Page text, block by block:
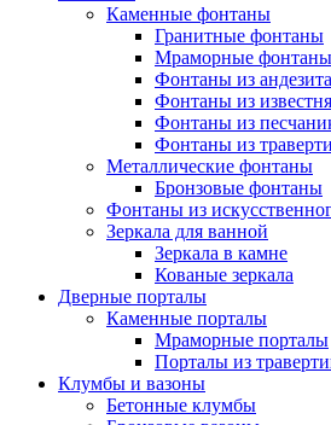
Каменные фонтаны
Гранитные фонтаны
Мраморные фонтаны
Фонтаны из андезита
Фонтаны из
Фонтаны из
Фонтаны из
Металлические фонтаны
Бронзовые фонтаны
Фонтаны из
Зеркала для ванной
Зеркала в камне
Кованые зеркала
Дверные порталы
Каменные порталы
Мраморные порталы
Порталы из
Клумбы и вазоны
Бетонные клумбы